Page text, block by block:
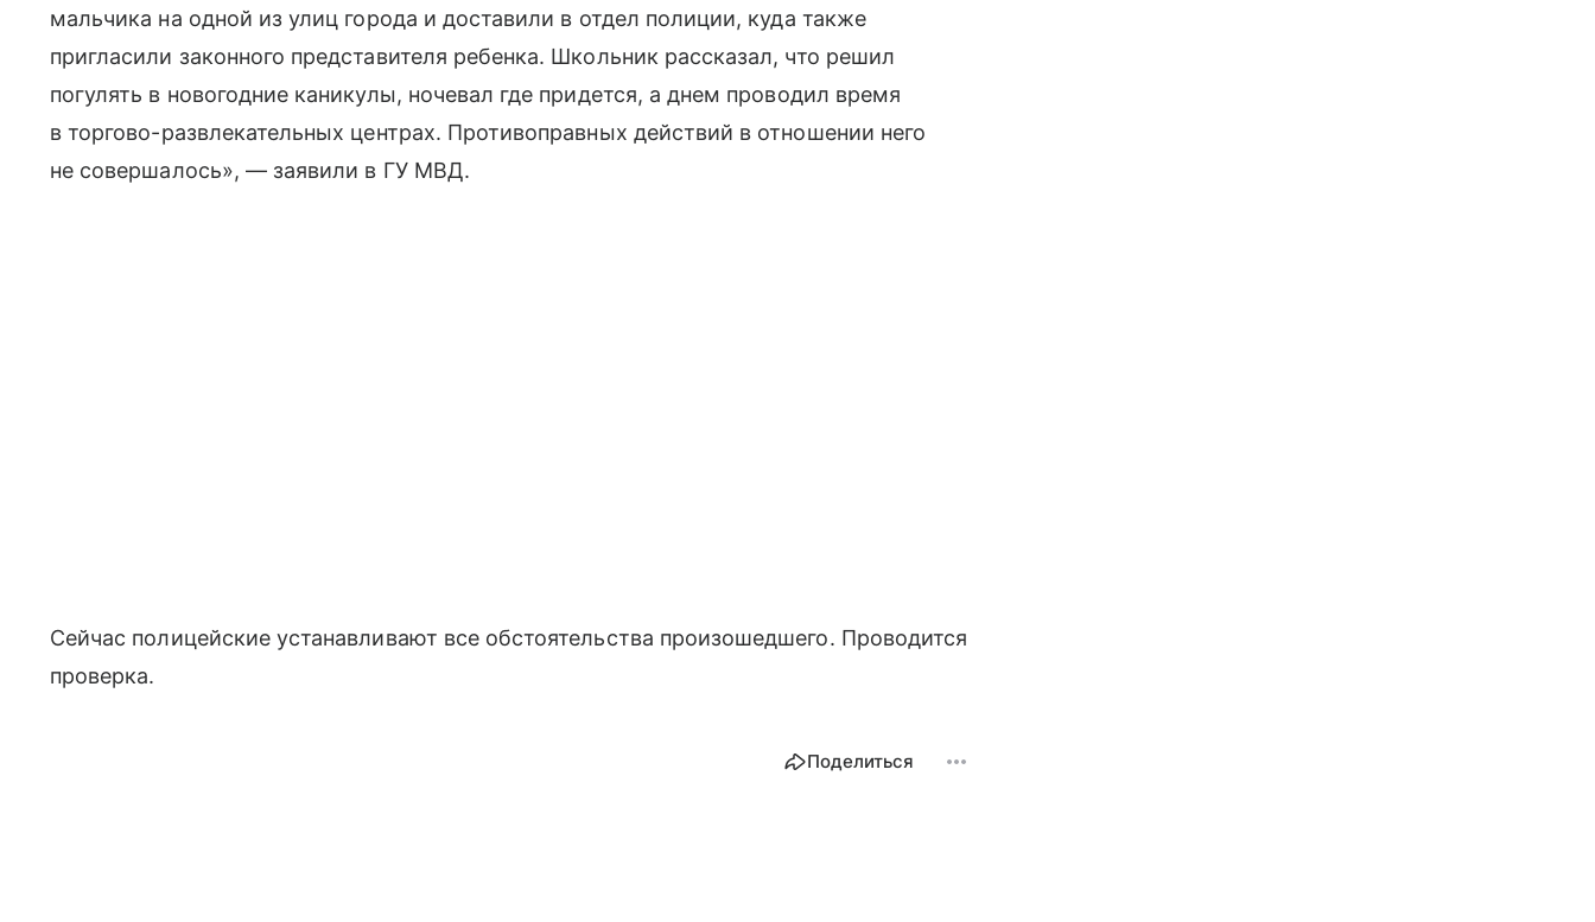
мальчика на одной из улиц города и доставили в отдел полиции, куда также
пригласили законного представителя ребенка. Школьник рассказал, что решил
погулять в новогодние каникулы, ночевал где придется, а днем проводил время
в торгово-развлекательных центрах. Противоправных действий в отношении него
не совершалось», — заявили в ГУ МВД.
Сейчас полицейские устанавливают все обстоятельства произошедшего. Проводится
проверка.
Поделиться